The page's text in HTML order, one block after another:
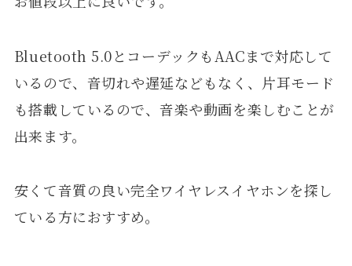
Bluetooth 5.0とコーデックもAACまで対応して
いるので、音切れや遅延などもなく、片耳モード
も搭載しているので、音楽や動画を楽しむことが
出来ます。
安くて音質の良い完全ワイヤレスイヤホンを探し
ている方におすすめ。